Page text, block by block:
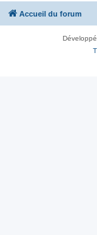
Accueil du forum